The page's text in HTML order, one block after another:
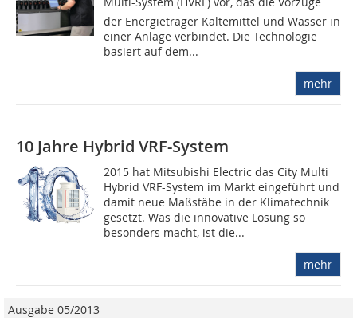
der Energieträger Kältemittel und Wasser in
einer Anlage verbindet. Die Technologie
basiert auf dem...
mehr
10 Jahre Hybrid VRF-System
2015 hat Mitsubishi Electric das City Multi
Hybrid VRF-System im Markt eingeführt und
damit neue Maßstäbe in der Klimatechnik
gesetzt. Was die innovative Lösung so
besonders macht, ist die...
mehr
Ausgabe 05/2013